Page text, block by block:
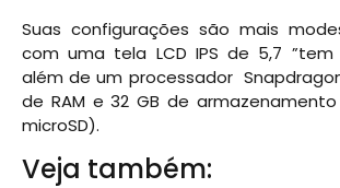
Suas configurações são mais
com uma tela LCD IPS de 5,7 ”tem
além de um processador
de RAM e 32 GB de
microSD).
Veja também: